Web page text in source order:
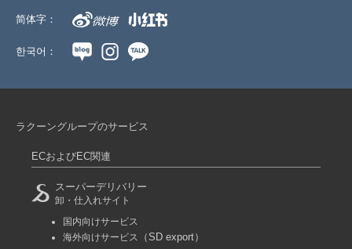
简体字：
한국어：
ラクーングループのサービス
ECおよびEC関連
スーパーデリバリー
卸・仕入れサイト
国内向けサービス
海外向けサービス
（SD export）